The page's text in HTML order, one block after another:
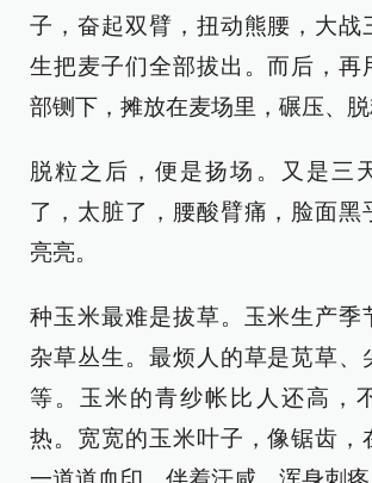
子，奋起双臂，扭动熊腰，大战
生把麦子们全部拔出。而后，再
部铡下，摊放在麦场里，碾压、脱
脱粒之后，便是扬场。又是三
了，太脏了，腰酸臂痛，脸面黑
亮亮。
种玉米最难是拔草。玉米生产季
杂草丛生。最烦人的草是苋草、
等。玉米的青纱帐比人还高，
热。宽宽的玉米叶子，像锯齿，